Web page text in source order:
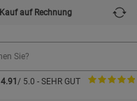
Kauf auf Rechnung
4.91 / 5.0 - SEHR GUT